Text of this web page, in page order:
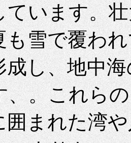
ています。
も雪で覆わ
成し、地中
、。これら
囲まれた湾